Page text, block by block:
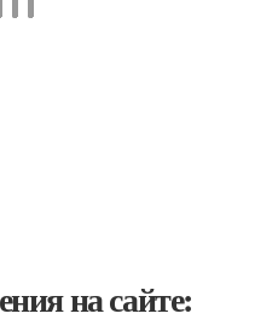
на сайте: